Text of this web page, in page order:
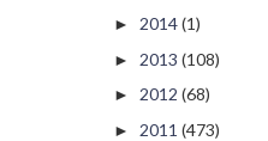
► 2014(1)
► 2013 (108)
► 2012 (68)
► 2011 (473)